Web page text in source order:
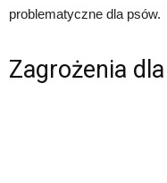
problematyczne dla psów.
Zagrożenia